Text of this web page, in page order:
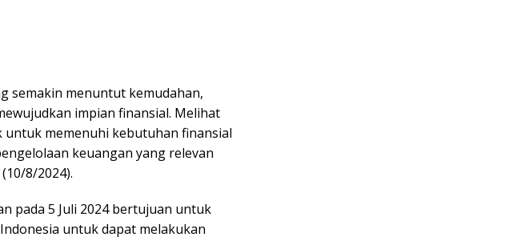
semakin menuntut kemudahan,
impian finansial. Melihat
memenuhi kebutuhan finansial
keuangan yang relevan
8/2024).
pada 5 Juli 2024 bertujuan untuk
untuk dapat melakukan